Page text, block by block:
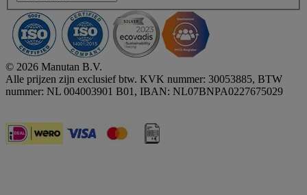
© 2026 Manutan B.V.
Alle prijzen zijn exclusief btw. KVK nummer: 30053885, BTW
nummer: NL 004003901 B01, IBAN: NL07BNPA0227675029